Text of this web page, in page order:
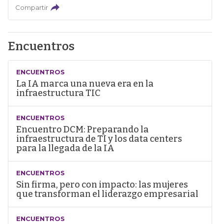
Compartir
Encuentros
ENCUENTROS
La IA marca una nueva era en la
infraestructura TIC
ENCUENTROS
Encuentro DCM: Preparando la
infraestructura de TI y los data centers
para la llegada de la IA
ENCUENTROS
Sin firma, pero con impacto: las mujeres
que transforman el liderazgo empresarial
ENCUENTROS